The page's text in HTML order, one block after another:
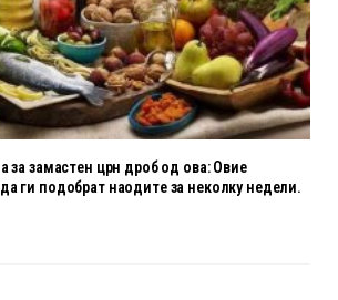
за замастен црн дроб од ова: Овие
ги подобрат наодите за неколку недели.